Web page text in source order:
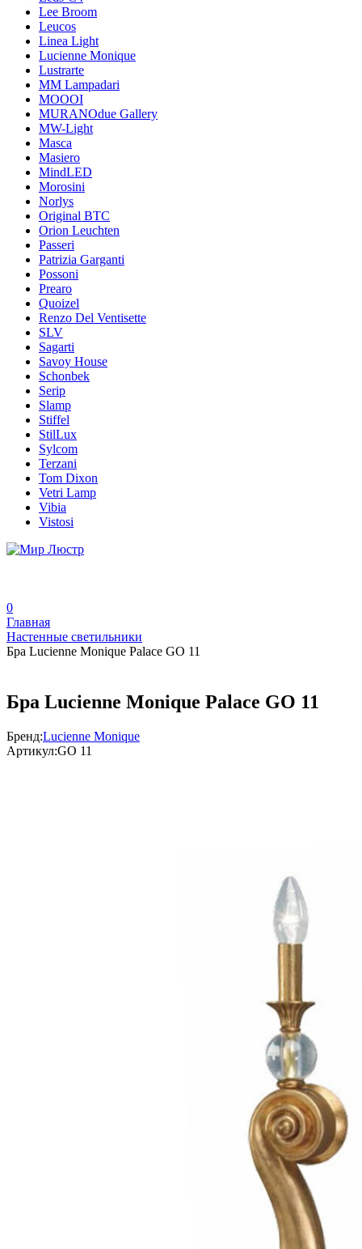
Lee Broom
Leucos
Linea Light
Lucienne Monique
Lustrarte
MM Lampadari
MOOOI
MURANOdue Gallery
MW-Light
Masca
Masiero
MindLED
Morosini
Norlys
Original BTC
Orion Leuchten
Passeri
Patrizia Garganti
Possoni
Prearo
Quoizel
Renzo Del Ventisette
SLV
Sagarti
Savoy House
Schonbek
Serip
Slamp
Stiffel
StilLux
Sylcom
Terzani
Tom Dixon
Vetri Lamp
Vibia
Vistosi
0
Главная
Настенные светильники
Бра Lucienne Monique Palace GO 11
Бра Lucienne Monique Palace GO 11
Бренд:Lucienne Monique
Артикул:GO 11